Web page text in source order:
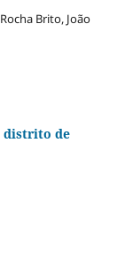
Brito, João
distrito de